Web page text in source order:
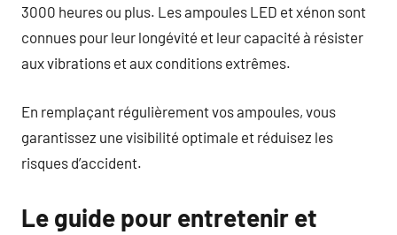
3000 heures ou plus. Les ampoules LED et xénon sont
connues pour leur longévité et leur capacité à résister
aux vibrations et aux conditions extrêmes.
En remplaçant régulièrement vos ampoules, vous
garantissez une visibilité optimale et réduisez les
risques d’accident.
Le guide pour entretenir et